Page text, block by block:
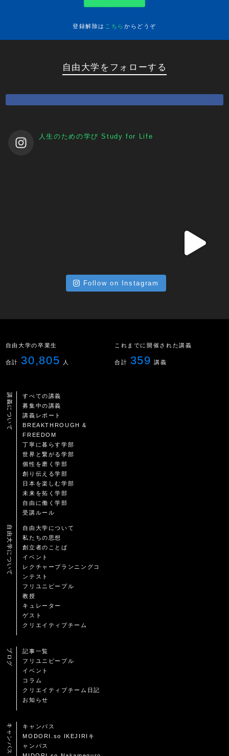
登録解除は こちら からどうぞ
自由大学をフォローする
人生のための学び Study for Life
Follow on Instagram
自由大学の卒業生
合計 30,805 人
これまでに開催された講義
合計 359 講義
講義について
すべての講義
募集中の講義
講義レポート
BREAKTHROUGH &
FREEDOM
丁寧に暮らす学部
世界と繋がる学部
個性を磨く学部
創り伝える学部
日本を楽しむ学部
未来を拓く学部
自由に働く学部
受講ルール
自由大学について
自由大学について
私たちの思想
創立者のことば
イベント
レクチャープランニングコ
ンテスト
フリユニピープル
教授
キュレーター
ゲスト
クリエイティブチーム
ブログ
記事一覧
フリユニピープル
イベント
コラム
クリエイティブチーム日記
お知らせ
キャンパス
キャンパス
MODORI.so IKEJIRIキ
ャンパス